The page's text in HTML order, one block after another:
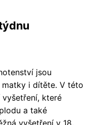
jsou
i dítěte. V této
které
a také
vyšetření v 18.